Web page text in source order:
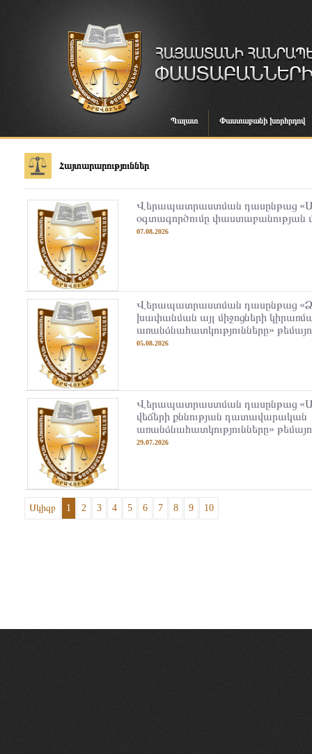
Պալատ Փաստաբանի խորհրդով
Հայտարարություններ
Վերապատրաստման դասընթաց
օգտագործումը փաստաբանության
07.08.2026
Վերապատրաստման դասընթաց
խափանման այլ միջոցների
առանձնահատկությունները»
05.08.2026
Վերապատրաստման դասընթաց
վեճերի քննության դատավարական
առանձնահատկությունները»
29.07.2026
Սկիզբ 1 2 3 4 5 6 7 8 9 10